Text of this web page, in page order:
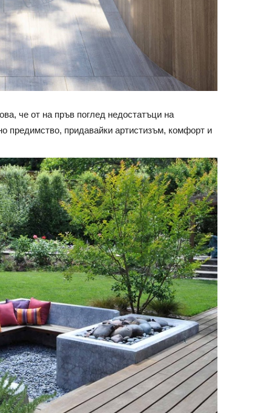
че от на пръв поглед недостатъци на
предимство, придавайки артистизъм, комфорт и